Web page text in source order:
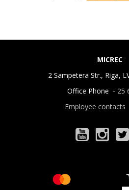
MICREC
2 Sampetera Str., Riga,
Office Phone - 25
Employee contacts